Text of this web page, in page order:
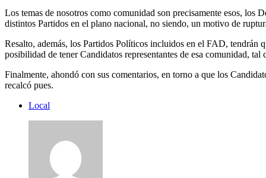
Los temas de nosotros como comunidad son precisamente esos, los
distintos Partidos en el plano nacional, no siendo, un motivo de
Resalto, además, los Partidos Políticos incluidos en el FAD, tendrán
posibilidad de tener Candidatos representantes de esa comunidad,
Finalmente, ahondó con sus comentarios, en torno a que los
recalcó pues.
Local